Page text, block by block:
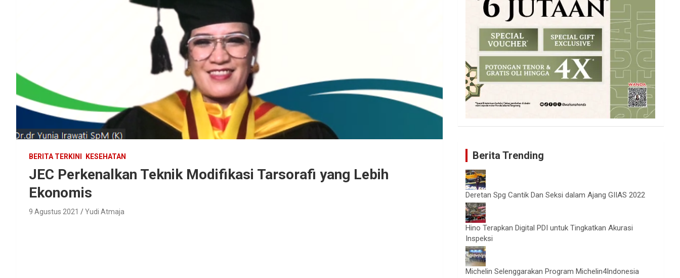
BERITA TERKINI KESEHATAN
JEC Perkenalkan Teknik Modifikasi Tarsorafi yang Lebih
Ekonomis
9 Agustus 2021 Yudi Atmaja
Berita Trending
Deretan Spg Cantik Dan Seksi dalam Ajang GIIAS 2022
Hino Terapkan Digital PDI untuk Tingkatkan Akurasi
Inspeksi
Michelin Selenggarakan Program Michelin4Indonesia